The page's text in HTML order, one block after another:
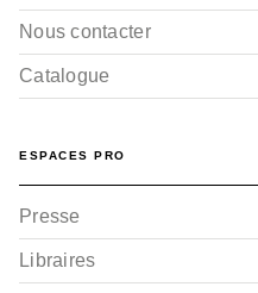
Nous contacter
Catalogue
ESPACES PRO
Presse
Libraires